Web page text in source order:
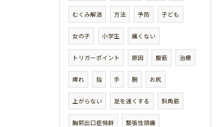
むくみ解消 方法 予防 子ども
女の子 小学生 痛くない
トリガーポイント 原因 腹筋 治療
痺れ 指 手 腕 お尻
上がらない 足を速くする 斜角筋
胸郭出口症候群 緊張性頭痛